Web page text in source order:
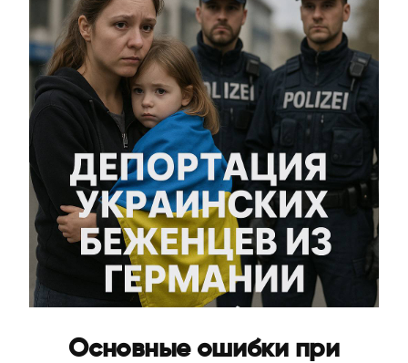
Основные ошибки при